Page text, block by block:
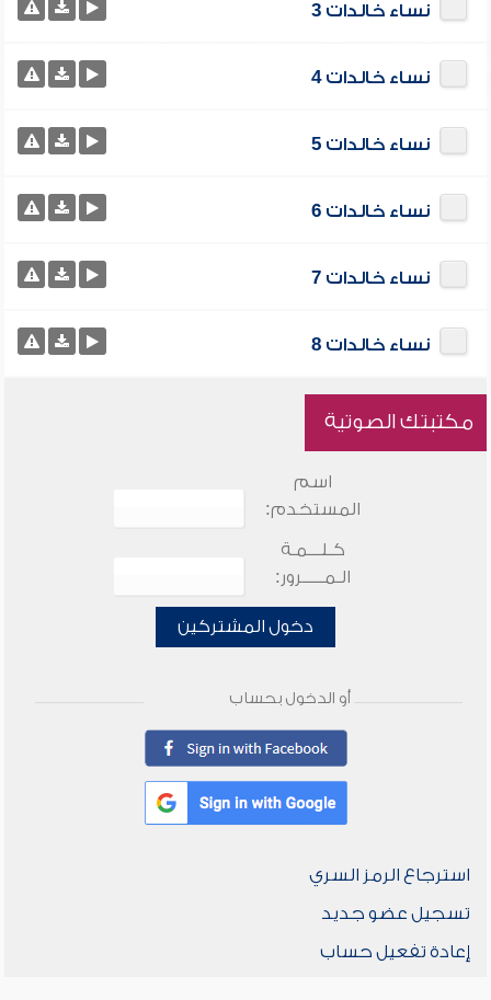
نساء خالدات 3
نساء خالدات 4
نساء خالدات 5
نساء خالدات 6
نساء خالدات 7
نساء خالدات 8
مكتبتك الصوتية
اسم
المستخدم:
كـلـــمـة
الـمـــــرور:
دخول المشتركين
أو الدخول بحساب
استرجاع الرمز السري
تسجيل عضو جديد
إعادة تفعيل حساب